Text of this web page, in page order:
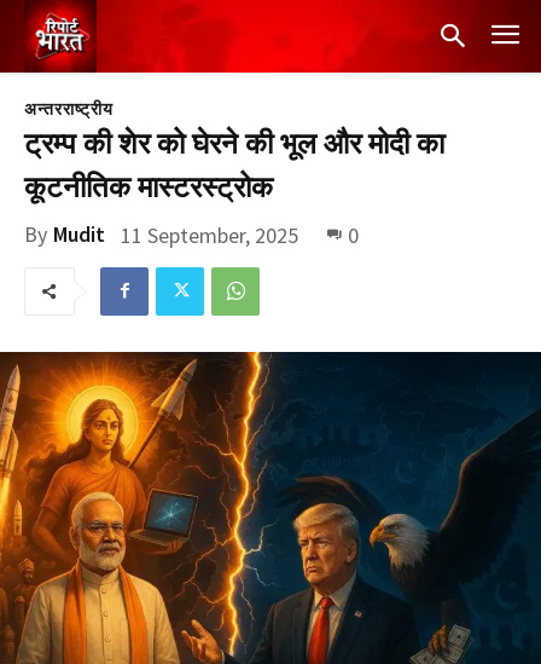
अन्तरराष्ट्रीय
ट्रम्प की शेर को घेरने की भूल और मोदी का
कूटनीतिक मास्टरस्ट्रोक
By Mudit 11 September, 2025 0